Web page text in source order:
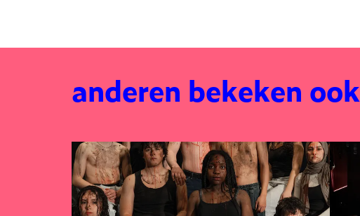
anderen bekeken ook